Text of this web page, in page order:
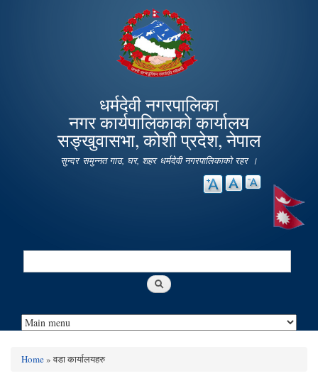
main
content
धर्मदेवी नगरपालिका
नगर कार्यपालिकाको कार्यालय
सङ्खुवासभा, कोशी प्रदेश, नेपाल
सुन्दर समुन्नत गाउ, घर, शहर धर्मदेवी नगरपालिकाको रहर ।
Search
Home» वडा कार्यालयहरु